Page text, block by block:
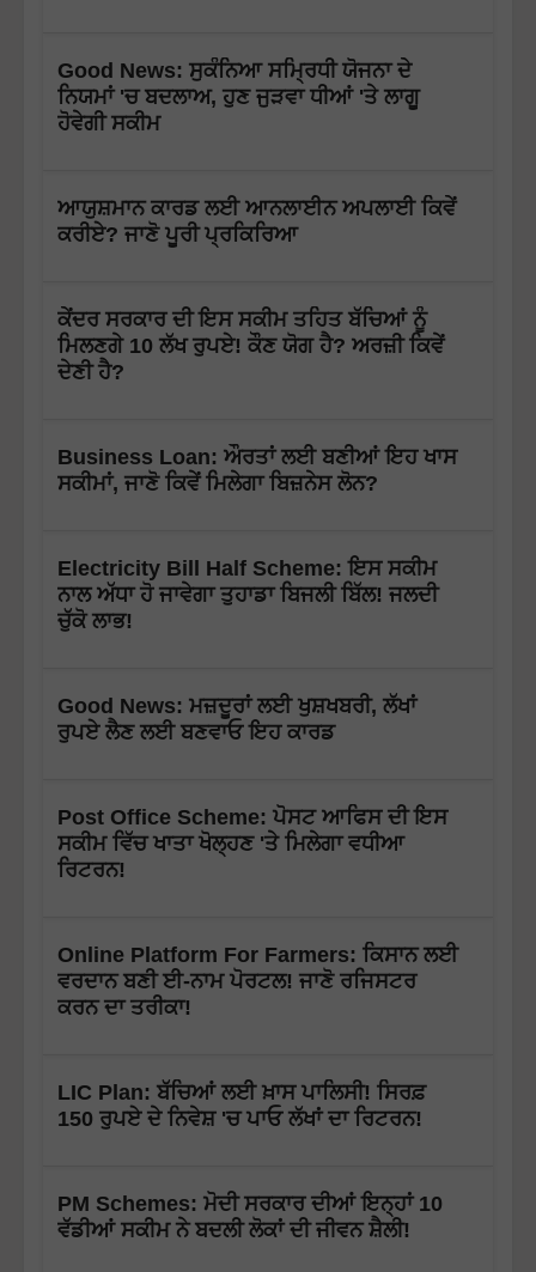
Good News: ਸੁਕੰਨਿਆ ਸਮ੍ਰਿਧੀ ਯੋਜਨਾ ਦੇ
ਨਿਯਮਾਂ 'ਚ ਬਦਲਾਅ, ਹੁਣ ਜੁੜਵਾ ਧੀਆਂ 'ਤੇ ਲਾਗੂ
ਹੋਵੇਗੀ ਸਕੀਮ
ਆਯੁਸ਼ਮਾਨ ਕਾਰਡ ਲਈ ਆਨਲਾਈਨ ਅਪਲਾਈ ਕਿਵੇਂ
ਕਰੀਏ? ਜਾਣੋ ਪੂਰੀ ਪ੍ਰਕਿਰਿਆ
ਕੇਂਦਰ ਸਰਕਾਰ ਦੀ ਇਸ ਸਕੀਮ ਤਹਿਤ ਬੱਚਿਆਂ ਨੂੰ
ਮਿਲਣਗੇ 10 ਲੱਖ ਰੁਪਏ! ਕੌਣ ਯੋਗ ਹੈ? ਅਰਜ਼ੀ ਕਿਵੇਂ
ਦੇਣੀ ਹੈ?
Business Loan: ਔਰਤਾਂ ਲਈ ਬਣੀਆਂ ਇਹ ਖਾਸ
ਸਕੀਮਾਂ, ਜਾਣੋ ਕਿਵੇਂ ਮਿਲੇਗਾ ਬਿਜ਼ਨੇਸ ਲੋਨ?
Electricity Bill Half Scheme: ਇਸ ਸਕੀਮ
ਨਾਲ ਅੱਧਾ ਹੋ ਜਾਵੇਗਾ ਤੁਹਾਡਾ ਬਿਜਲੀ ਬਿੱਲ! ਜਲਦੀ
ਚੁੱਕੋ ਲਾਭ!
Good News: ਮਜ਼ਦੂਰਾਂ ਲਈ ਖੁਸ਼ਖਬਰੀ, ਲੱਖਾਂ
ਰੁਪਏ ਲੈਣ ਲਈ ਬਣਵਾਓ ਇਹ ਕਾਰਡ
Post Office Scheme: ਪੋਸਟ ਆਫਿਸ ਦੀ ਇਸ
ਸਕੀਮ ਵਿੱਚ ਖਾਤਾ ਖੋਲ੍ਹਣ 'ਤੇ ਮਿਲੇਗਾ ਵਧੀਆ
ਰਿਟਰਨ!
Online Platform For Farmers: ਕਿਸਾਨ ਲਈ
ਵਰਦਾਨ ਬਣੀ ਈ-ਨਾਮ ਪੋਰਟਲ! ਜਾਣੋ ਰਜਿਸਟਰ
ਕਰਨ ਦਾ ਤਰੀਕਾ!
LIC Plan: ਬੱਚਿਆਂ ਲਈ ਖ਼ਾਸ ਪਾਲਿਸੀ! ਸਿਰਫ਼
150 ਰੁਪਏ ਦੇ ਨਿਵੇਸ਼ 'ਚ ਪਾਓ ਲੱਖਾਂ ਦਾ ਰਿਟਰਨ!
PM Schemes: ਮੋਦੀ ਸਰਕਾਰ ਦੀਆਂ ਇਨ੍ਹਾਂ 10
ਵੱਡੀਆਂ ਸਕੀਮ ਨੇ ਬਦਲੀ ਲੋਕਾਂ ਦੀ ਜੀਵਨ ਸ਼ੈਲੀ!